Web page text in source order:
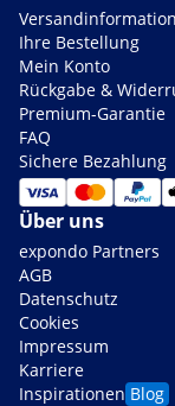
Ihre Bestellung
Mein Konto
Rückgabe &
Premium-Garantie
FAQ
Sichere Bezahlung
Über uns
expondo Partners
AGB
Datenschutz
Cookies
Impressum
Karriere
Inspirationen Blog